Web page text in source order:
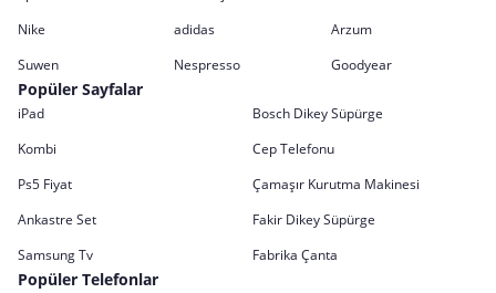
Nike
adidas
Arzum
Suwen
Nespresso Goodyear
Popüler Sayfalar
iPad
Bosch Dikey Süpürge
Kombi
Cep Telefonu
Ps5 Fiyat
Çamaşır Kurutma Makinesi
Ankastre Set
Fakir Dikey Süpürge
Samsung Tv
Fabrika Çanta
Popüler Telefonlar